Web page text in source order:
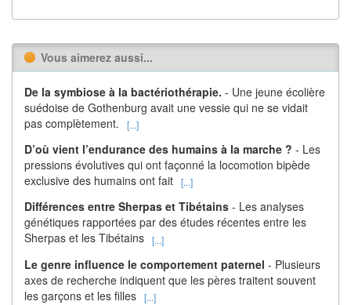
Vous aimerez aussi...
De la symbiose à la bactériothérapie. - Une jeune écolière
suédoise de Gothenburg avait une vessie qui ne se vidait
pas complètement.
[...]
D’où vient l’endurance des humains à la marche ? - Les
pressions évolutives qui ont façonné la locomotion bipède
exclusive des humains ont fait [...]
Différences entre Sherpas et Tibétains - Les analyses
génétiques rapportées par des études récentes entre les
Sherpas et les Tibétains [...]
Le genre influence le comportement paternel - Plusieurs
axes de recherche indiquent que les pères traitent souvent
les garçons et les filles [...]